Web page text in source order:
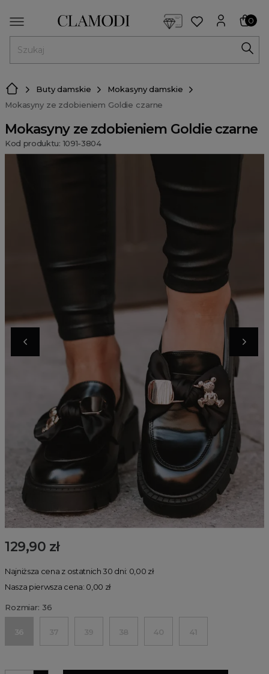
0
Buty damskie
Mokasyny damskie
Mokasyny ze zdobieniem Goldie czarne
Mokasyny ze zdobieniem Goldie czarne
Kod produktu: 1091-3804
129,90 zł
Najniższa cena z ostatnich 30 dni: 0,00 zł
Nasza pierwsza cena: 0,00 zł
Rozmiar: 36
36 37 39 38 40 41